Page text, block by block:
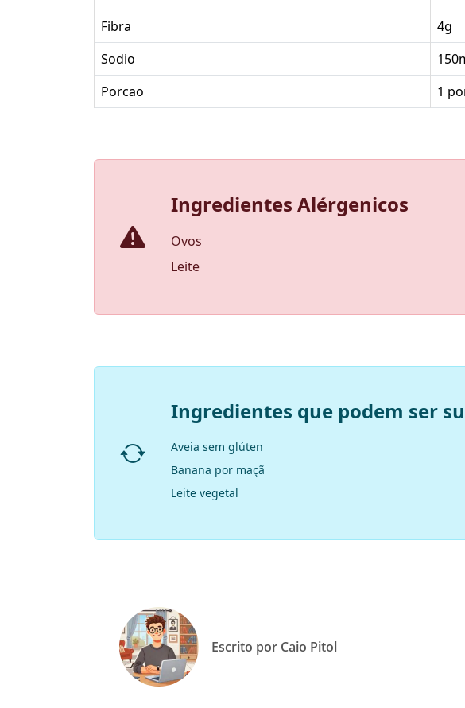
Fibra
4g
Sodio
Porcao
1
Ingredientes Alérgenicos
Ovos
Leite
Ingredientes que podem ser
Aveia sem glúten
Banana por maçã
Leite vegetal
Escrito por Caio Pitol